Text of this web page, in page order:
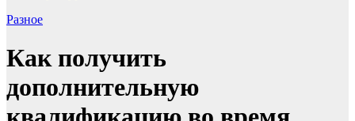
Разное
Как получить
дополнительную